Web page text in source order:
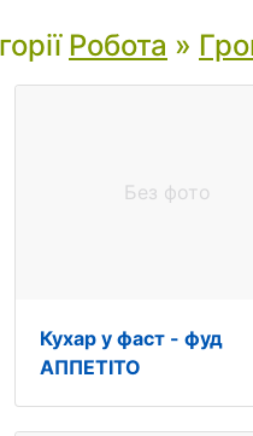
Робота »
Без фото
Кухар у фаст - фуд
АППЕТІТО